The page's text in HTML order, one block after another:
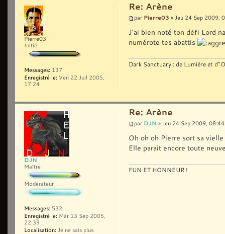
Re: Arène
par Pierre03 » Jeu 24 Sep 2009,
J'ai bien noté ton défi Lord
numérote tes abattis
Dark Sanctuary : de Lumière et
Pierre03
Initié
Messages: 137
Enregistré le: Ven 22 Juil 2005,
17:24
Re: Arène
par DJN » Jeu 24 Sep 2009, 08:44
Oh oh oh Pierre sort sa
Elle parait encore toute
FUN ET HONNEUR !
DJN
Maître
Modérateur
Messages: 532
Enregistré le: Mar 13 Sep 2005,
22:39
Localisation: Je ne sais plus